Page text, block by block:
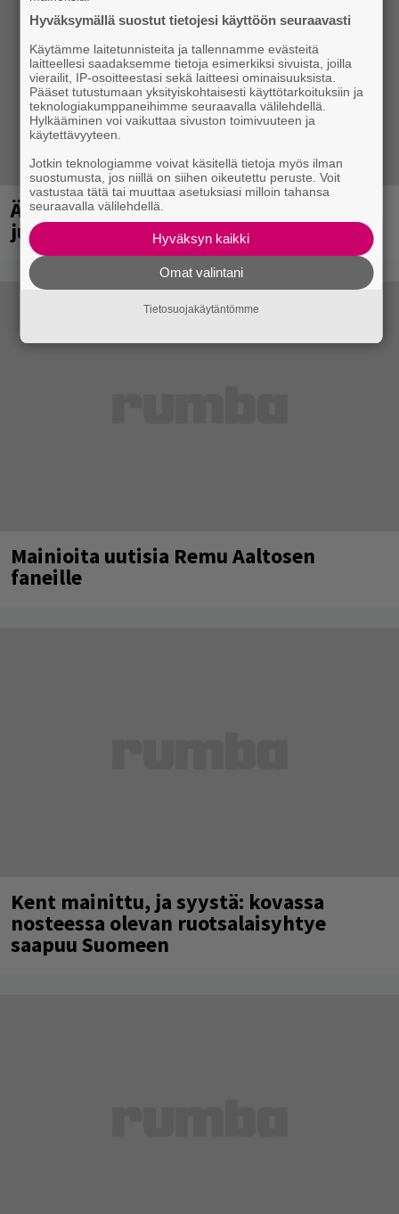
Äärimetallifestivaali Hyvinkäällä
julkisti esiintyjiä ensi vuodelle
Mainioita uutisia Remu Aaltosen
faneille
Kent mainittu, ja syystä: kovassa
nosteessa olevan ruotsalaisyhtye
saapuu Suomeen
Hyväksymällä suostut tietojesi käyttöön seuraavasti
Käytämme laitetunnisteita ja tallennamme evästeitä
laitteellesi saadaksemme tietoja esimerkiksi sivuista, joilla
vierailit, IP-osoitteestasi sekä laitteesi ominaisuuksista.
Pääset tutustumaan yksityiskohtaisesti käyttötarkoituksiin ja
teknologiakumppaneihimme seuraavalla välilehdellä.
Hylkääminen voi vaikuttaa sivuston toimivuuteen ja
käytettävyyteen.
Jotkin teknologiamme voivat käsitellä tietoja myös ilman
suostumusta, jos niillä on siihen oikeutettu peruste. Voit
vastustaa tätä tai muuttaa asetuksiasi milloin tahansa
seuraavalla välilehdellä.
Hyväksyn kaikki
Omat valintani
Tietosuojakäytäntömme